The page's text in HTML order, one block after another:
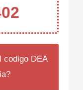
codigo DEA